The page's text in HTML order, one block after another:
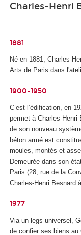
Charles-Henri
1881
Né en 1881, Charles-
Arts de Paris dans
1900-1950
C’est l’édification, en
permet à Charles-
de son nouveau
béton armé est
moules, montés et
Demeurée dans son
Paris (28, rue de la
Charles-Henri Besnard
1977
Via un legs universel,
de confier ses biens au